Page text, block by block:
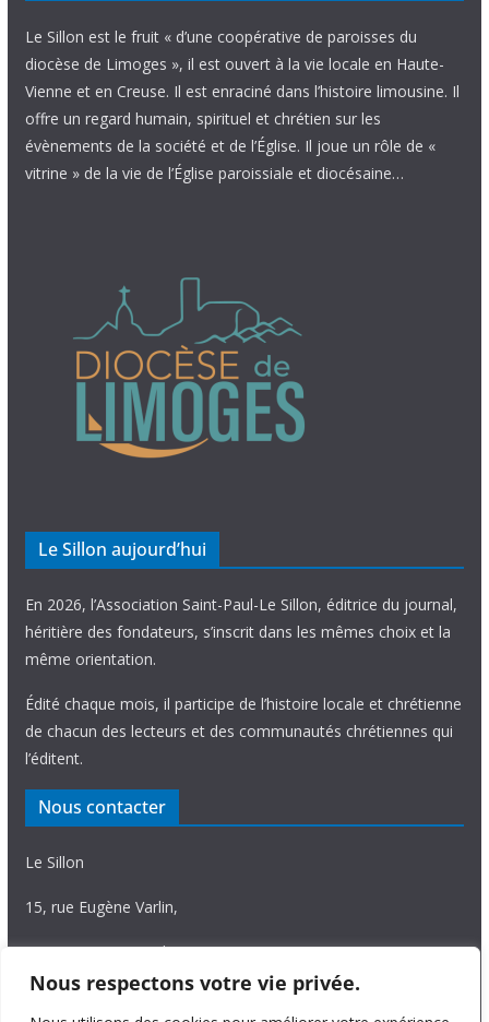
Nous respectons votre vie privée.
Le Sillon est le fruit « d’une coopérative de paroisses du
diocèse de Limoges », il est ouvert à la vie locale en Haute-
Vienne et en Creuse. Il est enraciné dans l’histoire limousine. Il
offre un regard humain, spirituel et chrétien sur les
évènements de la société et de l’Église. Il joue un rôle de «
vitrine » de la vie de l’Église paroissiale et diocésaine…
Le Sillon aujourd’hui
En 2026, l’Association Saint-Paul-Le Sillon, éditrice du journal,
héritière des fondateurs, s’inscrit dans les mêmes choix et la
même orientation.
Édité chaque mois, il participe de l’histoire locale et chrétienne
de chacun des lecteurs et des communautés chrétiennes qui
l’éditent.
Nous contacter
Le Sillon
15, rue Eugène Varlin,
87036 Limoges Cedex.
Tél. 05 55 06 14 15